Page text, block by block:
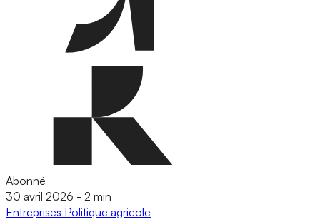
Abonné
30 avril 2026 - 2 min
Entreprises Politique agricole